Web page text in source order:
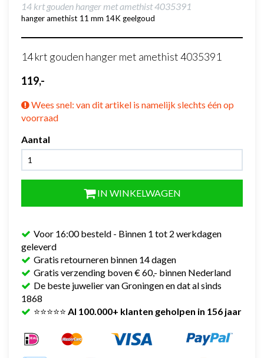
14 krt gouden hanger met amethist 4035391
hanger amethist 11 mm 14K geelgoud
14 krt gouden hanger met amethist 4035391
119,-
Wees snel: van dit artikel is namelijk slechts één op
voorraad
Aantal
IN WINKELWAGEN
Voor 16:00 besteld - Binnen 1 tot 2 werkdagen
geleverd
Gratis retourneren binnen 14 dagen
Gratis verzending boven € 60,- binnen Nederland
De beste juwelier van Groningen en dat al sinds
1868
⭐⭐⭐⭐⭐ Al 100.000+ klanten geholpen in 156 jaar